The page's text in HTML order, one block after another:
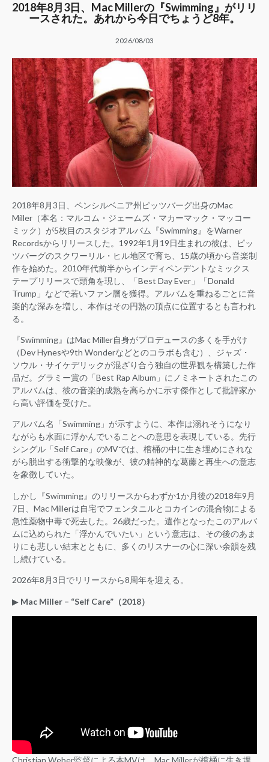
2018年8月3日、Mac Millerの『Swimming』がリリ
ースされた。あれから今日でちょうど8年。
2026/08/03
2018年8月3日、ペンシルベニア州ピッツバーグ出身のMac
Miller（本名：マルコム・ジェームズ・マカーマック・マッコー
ミック）が5枚目のスタジオアルバム『Swimming』をWarner
Recordsからリリースした。1992年1月19日生まれの彼は、ピッ
ツバーグのスクワーリル・ヒル地区で育ち、15歳の頃から音楽制
作を始めた。2010年代前半からインディペンデントなミックス
テープリリースで頭角を現し、「Best Day Ever」「Donald
Trump」などで若いファン層を獲得。アルバムを重ねるごとに音
楽的な深みを増し、本作はその円熟の頂点に位置するとも言われ
る。
『Swimming』はMac Miller自身がプロデュースの多くを手がけ
（Dev Hynesや9th Wonderなどとのコラボも含む）、ジャズ・
ソウル・サイケデリックが混ざり合う独自の世界観を構築した作
品だ。グラミー賞の「Best Rap Album」にノミネートされたこの
アルバムは、彼の音楽的成熟を高らかに示す傑作として批評家か
ら高い評価を受けた。
アルバム名「Swimming」が示すように、本作は溺れそうになり
ながらも水面に浮かんでいることへの意思を表現している。先行
シングル「Self Care」のMVでは、棺桶の中に生き埋めにされな
がら脱出する衝撃的な映像が、彼の精神的な葛藤と再生への意志
を象徴していた。
しかし『Swimming』のリリースからわずか1か月後の2018年9月
7日、Mac Millerは自宅でフェンタニルとコカインの混合物による
急性薬物中毒で死去した。26歳だった。遺作となったこのアルバ
ムに込められた「浮かんでいたい」という意志は、その後のあま
りにも悲しい結末とともに、多くのリスナーの心に深い余韻を残
し続けている。
2026年8月3日でリリースから8周年を迎える。
▶︎ Mac Miller – “Self Care”（2018）